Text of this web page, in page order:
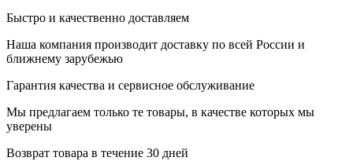
Быстро и качественно доставляем
Наша компания производит доставку по всей России и
ближнему зарубежью
Гарантия качества и сервисное обслуживание
Мы предлагаем только те товары, в качестве которых мы
уверены
Возврат товара в течение 30 дней